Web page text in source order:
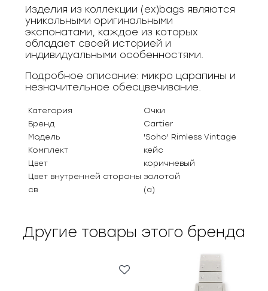
Изделия из коллекции (ex)bags являются
уникальными оригинальными
экспонатами, каждое из которых
обладает своей историей и
индивидуальными особенностями.
Подробное описание: микро царапины и
незначительное обесцвечивание.
Категория
Очки
Бренд
Cartier
Модель
'Soho' Rimless Vintage
Комплект
кейс
Цвет
коричневый
Цвет внутренней стороны золотой
св
(а)
Другие товары этого бренда